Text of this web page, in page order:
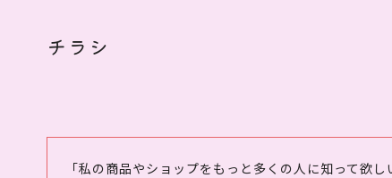
チラシ
「私の商品やショップをもっと多くの人に知って欲